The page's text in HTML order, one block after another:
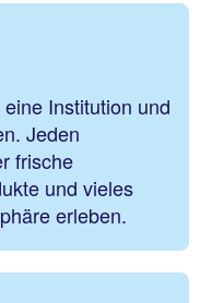
Institution und
Jeden
frische
und vieles
erleben.